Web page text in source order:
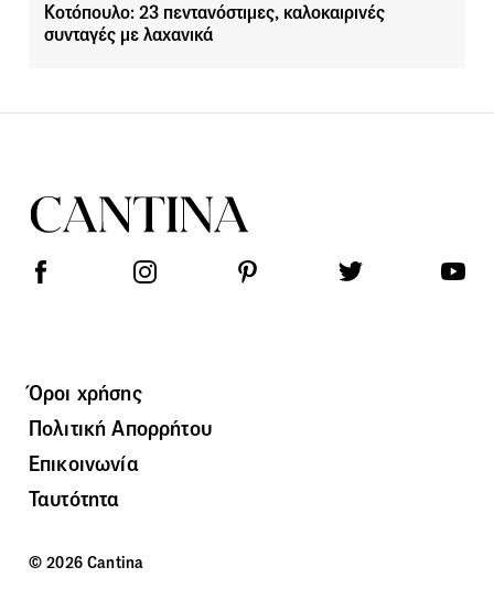
Κοτόπουλο: 23 πεντανόστιμες, καλοκαιρινές
συνταγές με λαχανικά
Όροι χρήσης
Πολιτική Απορρήτου
Επικοινωνία
Ταυτότητα
© 2026 Cantina